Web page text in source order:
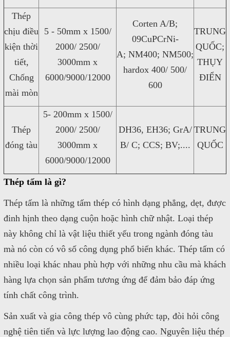
Thép
chịu điều
kiện thời
tiết,
Chống
mài mòn
5 - 50mm x 1500/
2000/ 2500/
3000mm x
6000/9000/12000
Corten A/B;
09CuPCrNi-
A; NM400; NM500;
hardox 400/ 500/
600
TRUNG
QUỐC;
THỤY
ĐIỂN
Thép
đóng tàu
5- 200mm x 1500/
2000/ 2500/
3000mm x
6000/9000/12000
DH36, EH36; GrA/
B/ C; CCS; BV;....
TRUNG
QUỐC
Thép tấm là gì?
Thép tấm là những tấm thép có hình dạng phẳng, dẹt, được
đinh hịnh theo dạng cuộn hoặc hình chữ nhật. Loại thép
này không chỉ là vật liệu thiết yếu trong ngành đóng tàu
mà nó còn có vô số công dụng phổ biến khác. Thép tấm có
nhiều loại khác nhau phù hợp với những nhu cầu mà khách
hàng lựa chọn sản phẩm tương ứng để đảm bảo đáp ứng
tính chất công trình.
Sản xuất và gia công thép vô cùng phức tạp, đòi hỏi công
nghệ tiên tiến và lực lượng lao động cao. Nguyên liệu thép